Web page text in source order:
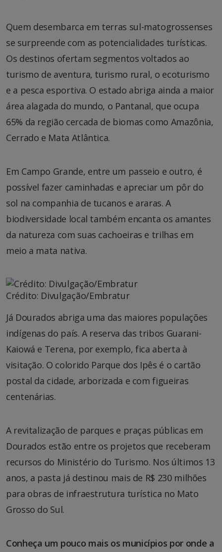
Quem desembarca em terras sul-matogrossenses
se surpreende com as potencialidades turísticas.
Os destinos ofertam segmentos voltados ao
turismo de aventura, turismo rural, o ecoturismo
e a pesca esportiva. O estado abriga ainda a maior
área alagada do mundo, o Pantanal, que ocupa
65% da região cercada de biomas como Amazônia,
Cerrado e Mata Atlântica.
Em Campo Grande, entre um passeio e outro, é
possível fazer caminhadas e apreciar um pôr do
sol na companhia de tucanos e araras. A
biodiversidade local também encanta os amantes
da natureza com suas cachoeiras e trilhas em
meio a mata nativa.
Crédito: Divulgação/Embratur
Já Dourados abriga uma das maiores populações
indígenas do país. A reserva das tribos Guarani-
Kaiowá e Terena, por exemplo, fica aberta à
visitação. O colorido Parque dos Ipês é o cartão
postal da cidade, arborizada e com figueiras
centenárias.
A revitalização de parques e praças públicas em
Dourados estão entre os projetos que receberam
recursos do Ministério do Turismo. Nos últimos 13
anos, a pasta já destinou mais de R$ 230 milhões
para obras de infraestrutura turística no Mato
Grosso do Sul.
Conheça um pouco mais os municípios por onde a